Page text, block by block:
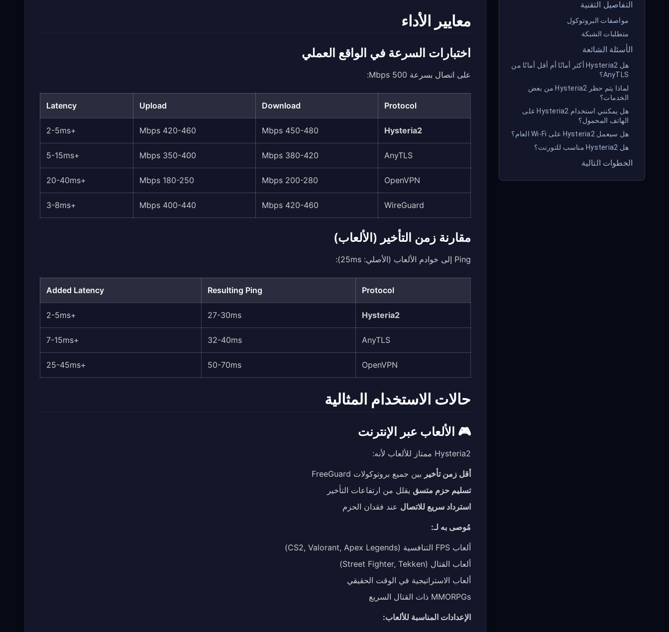
التفاصيل التقنية
مواصفات البروتوكول
متطلبات الشبكة
الأسئلة الشائعة
هل Hysteria2 أكثر أمانًا أم أقل أمانًا من
AnyTLS؟
لماذا يتم حظر Hysteria2 من بعض
الخدمات؟
هل يمكنني استخدام Hysteria2 على
الهاتف المحمول؟
هل سيعمل Hysteria2 على Wi‑Fi العام؟
هل Hysteria2 مناسب للتورنت؟
الخطوات التالية
معايير الأداء
اختبارات السرعة في الواقع العملي
على اتصال بسرعة 500 Mbps:
Protocol
Download
Upload
Latency
Hysteria2
450-480 Mbps
420-460 Mbps
+2-5ms
AnyTLS
380-420 Mbps
350-400 Mbps
+5-15ms
OpenVPN
200-280 Mbps
180-250 Mbps
+20-40ms
WireGuard
420-460 Mbps
400-440 Mbps
+3-8ms
مقارنة زمن التأخير (الألعاب)
Ping إلى خوادم الألعاب (الأصلي: 25ms):
Protocol
Resulting Ping
Added Latency
Hysteria2
27-30ms
+2-5ms
AnyTLS
32-40ms
+7-15ms
OpenVPN
50-70ms
+25-45ms
حالات الاستخدام المثالية
🎮 الألعاب عبر الإنترنت
Hysteria2 ممتاز للألعاب لأنه:
أقل زمن تأخير بين جميع بروتوكولات FreeGuard
تسليم حزم متسق يقلل من ارتفاعات التأخير
استرداد سريع للاتصال عند فقدان الحزم
مُوصى به لـ:
ألعاب FPS التنافسية (CS2, Valorant, Apex Legends)
ألعاب القتال (Street Fighter, Tekken)
ألعاب الاستراتيجية في الوقت الحقيقي
MMORPGs ذات القتال السريع
الإعدادات المناسبة للألعاب: